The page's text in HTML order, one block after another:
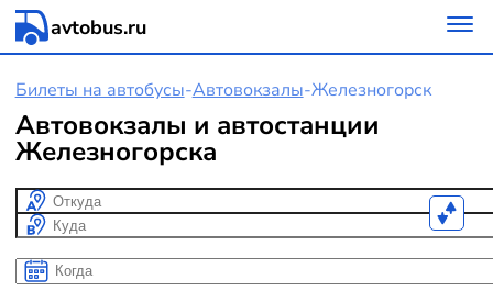
avtobus.ru
Билеты на автобусы-Автовокзалы-Железногорск
Автовокзалы и автостанции
Железногорска
Откуда
Куда
Когда
Когда